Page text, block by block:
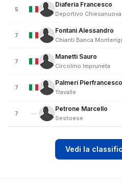
5
Diaferia Francesco
Deportivo Chiesanuova
7
Fontani Alessandro
Chianti Banca
7
Manetti Sauro
Circolino Impruneta
7
Palmeri Pierfrancesco
Travalle
7 —
Petrone Marcello
Sestoese
Vedi la